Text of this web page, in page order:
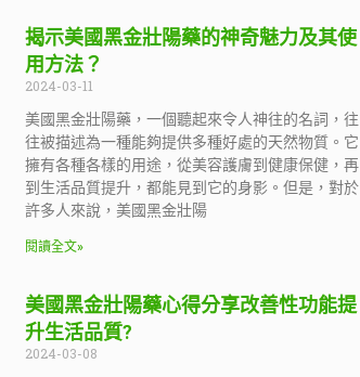
揭示美國黑金壯陽藥的神奇魅力及其使
用方法？
2024-03-11
美國黑金壯陽藥，一個聽起來令人神往的名詞，往
往被描述為一種能夠提供多種好處的天然物質。它
擁有各種各樣的用途，從美容護膚到健康保健，再
到生活品質提升，都能見到它的身影。但是，對於
許多人來說，美國黑金壯陽
閱讀全文»
美國黑金壯陽藥心得分享改善性功能提
升生活品質?
2024-03-08